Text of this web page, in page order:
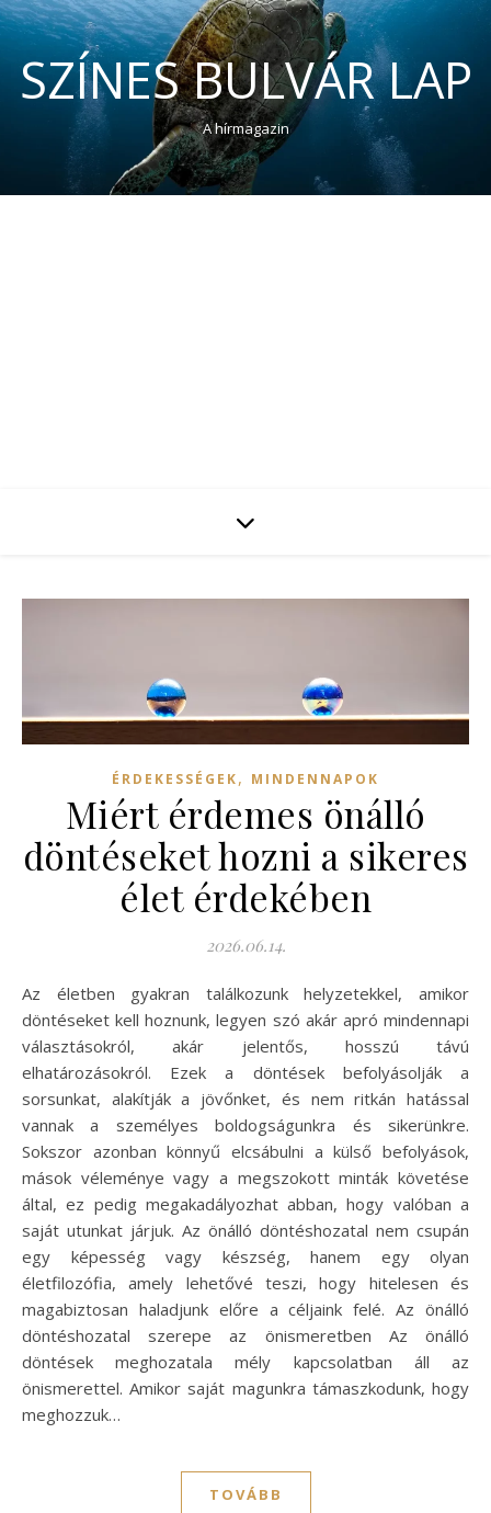
SZÍNES BULVÁR LAP
A hírmagazin
ÉRDEKESSÉGEK, MINDENNAPOK
Miért érdemes önálló
döntéseket hozni a sikeres
élet érdekében
2026.06.14.
Az életben gyakran találkozunk helyzetekkel, amikor
döntéseket kell hoznunk, legyen szó akár apró mindennapi
választásokról, akár jelentős, hosszú távú
elhatározásokról. Ezek a döntések befolyásolják a
sorsunkat, alakítják a jövőnket, és nem ritkán hatással
vannak a személyes boldogságunkra és sikerünkre.
Sokszor azonban könnyű elcsábulni a külső befolyások,
mások véleménye vagy a megszokott minták követése
által, ez pedig megakadályozhat abban, hogy valóban a
saját utunkat járjuk. Az önálló döntéshozatal nem csupán
egy képesség vagy készség, hanem egy olyan
életfilozófia, amely lehetővé teszi, hogy hitelesen és
magabiztosan haladjunk előre a céljaink felé. Az önálló
döntéshozatal szerepe az önismeretben Az önálló
döntések meghozatala mély kapcsolatban áll az
önismerettel. Amikor saját magunkra támaszkodunk, hogy
meghozzuk…
TOVÁBB